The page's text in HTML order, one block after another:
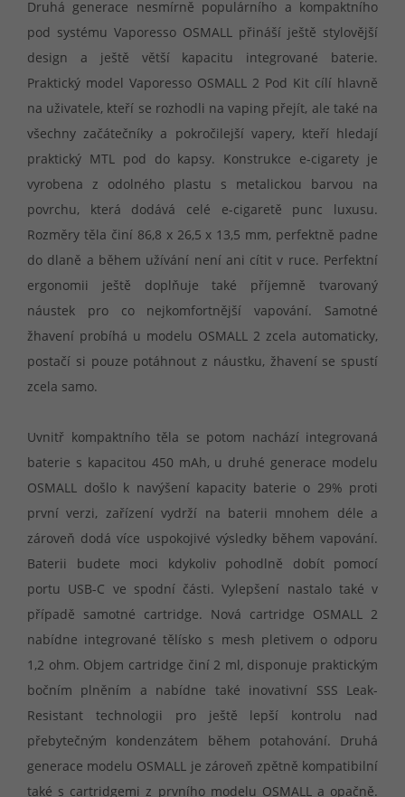
Druhá generace nesmírně populárního a kompaktního
pod systému Vaporesso OSMALL přináší ještě stylovější
design a ještě větší kapacitu integrované baterie.
Praktický model Vaporesso OSMALL 2 Pod Kit cílí hlavně
na uživatele, kteří se rozhodli na vaping přejít, ale také na
všechny začátečníky a pokročilejší vapery, kteří hledají
praktický MTL pod do kapsy. Konstrukce e-cigarety je
vyrobena z odolného plastu s metalickou barvou na
povrchu, která dodává celé e-cigaretě punc luxusu.
Rozměry těla činí 86,8 x 26,5 x 13,5 mm, perfektně padne
do dlaně a během užívání není ani cítit v ruce. Perfektní
ergonomii ještě doplňuje také příjemně tvarovaný
náustek pro co nejkomfortnější vapování. Samotné
žhavení probíhá u modelu OSMALL 2 zcela automaticky,
postačí si pouze potáhnout z náustku, žhavení se spustí
zcela samo.
Uvnitř kompaktního těla se potom nachází integrovaná
baterie s kapacitou 450 mAh, u druhé generace modelu
OSMALL došlo k navýšení kapacity baterie o 29% proti
první verzi, zařízení vydrží na baterii mnohem déle a
zároveň dodá více uspokojivé výsledky během vapování.
Baterii budete moci kdykoliv pohodlně dobít pomocí
portu USB-C ve spodní části. Vylepšení nastalo také v
případě samotné cartridge. Nová cartridge OSMALL 2
nabídne integrované tělísko s mesh pletivem o odporu
1,2 ohm. Objem cartridge činí 2 ml, disponuje praktickým
bočním plněním a nabídne také inovativní SSS Leak-
Resistant technologii pro ještě lepší kontrolu nad
přebytečným kondenzátem během potahování. Druhá
generace modelu OSMALL je zároveň zpětně kompatibilní
také s cartridgemi z prvního modelu OSMALL a opačně.